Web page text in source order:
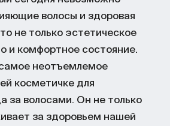
волосы и здоровая
не только эстетическое
и комфортное состояние.
неотъемлемое
косметичке для
за волосами. Он не только
за здоровьем нашей